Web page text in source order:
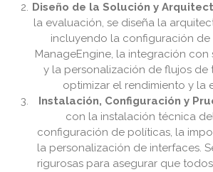
Diseño de la Solución y
la evaluación, se diseña la
incluyendo la configuración
ManageEngine, la integración con
y la personalización de flujos de
optimizar el rendimiento y la
Instalación, Configuración y
con la instalación técnica
configuración de políticas, la
la personalización de interfaces.
rigurosas para asegurar que